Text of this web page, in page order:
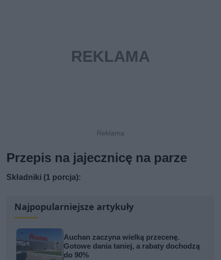
Przepis na jajecznicę na parze
Składniki (1 porcja):
Najpopularniejsze artykuły
Auchan zaczyna wielką przecenę.
Gotowe dania taniej, a rabaty dochodzą
do 90%